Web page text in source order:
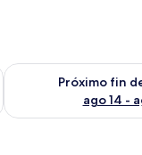
semana ago 7 -
Próximo fin
ago 14 -
Consulta la